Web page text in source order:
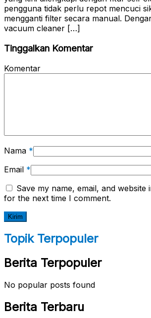
pengguna tidak perlu repot mencuci
mengganti filter secara manual.
vacuum cleaner […]
Tinggalkan Komentar
Komentar
Nama *
Email *
Save my name, email, and website
for the next time I comment.
Topik Terpopuler
Berita Terpopuler
No popular posts found
Berita Terbaru